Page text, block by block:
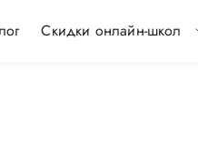
Скидки онлайн-школ